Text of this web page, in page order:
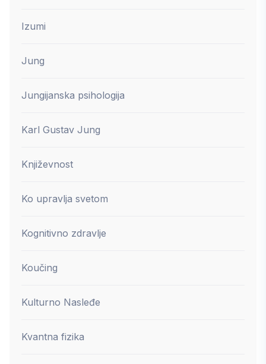
Izumi
Jung
Jungijanska psihologija
Karl Gustav Jung
Književnost
Ko upravlja svetom
Kognitivno zdravlje
Koučing
Kulturno Nasleđe
Kvantna fizika